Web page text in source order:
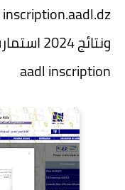
ونتائج 2024
aadl inscription